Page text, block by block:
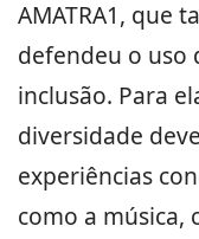
AMATRA1, que
defendeu o uso
inclusão. Para
diversidade
experiências
como a música,